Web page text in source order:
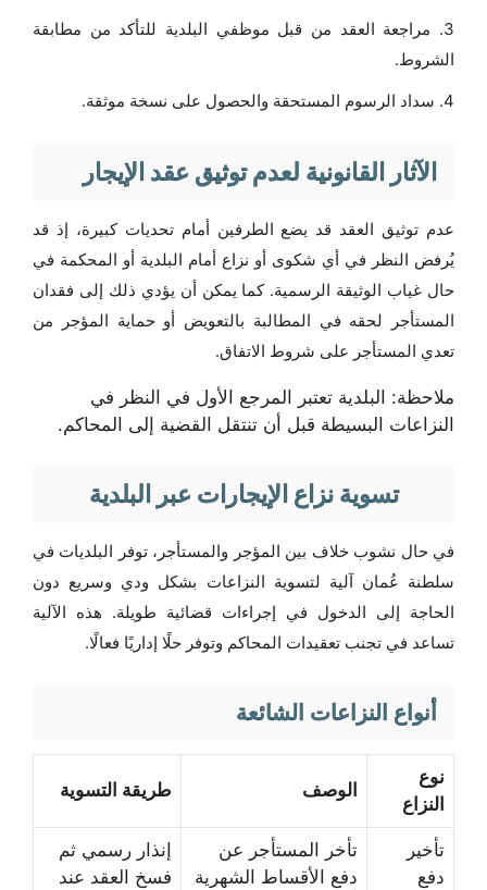
مراجعة العقد من قبل موظفي البلدية للتأكد من مطابقة
الشروط.
سداد الرسوم المستحقة والحصول على نسخة موثقة.
الآثار القانونية لعدم توثيق عقد الإيجار
عدم توثيق العقد قد يضع الطرفين أمام تحديات كبيرة، إذ قد
يُرفض النظر في أي شكوى أو نزاع أمام البلدية أو المحكمة في
حال غياب الوثيقة الرسمية. كما يمكن أن يؤدي ذلك إلى فقدان
المستأجر لحقه في المطالبة بالتعويض أو حماية المؤجر من
تعدي المستأجر على شروط الاتفاق.
ملاحظة: البلدية تعتبر المرجع الأول في النظر في
النزاعات البسيطة قبل أن تنتقل القضية إلى المحاكم.
تسوية نزاع الإيجارات عبر البلدية
في حال نشوب خلاف بين المؤجر والمستأجر، توفر البلديات في
سلطنة عُمان آلية لتسوية النزاعات بشكل ودي وسريع دون
الحاجة إلى الدخول في إجراءات قضائية طويلة. هذه الآلية
تساعد في تجنب تعقيدات المحاكم وتوفر حلًا إداريًا فعالًا.
أنواع النزاعات الشائعة
نوع
النزاع
الوصف طريقة التسوية
تأخير
دفع
تأخر المستأجر عن
دفع الأقساط الشهرية
إنذار رسمي ثم
فسخ العقد عند